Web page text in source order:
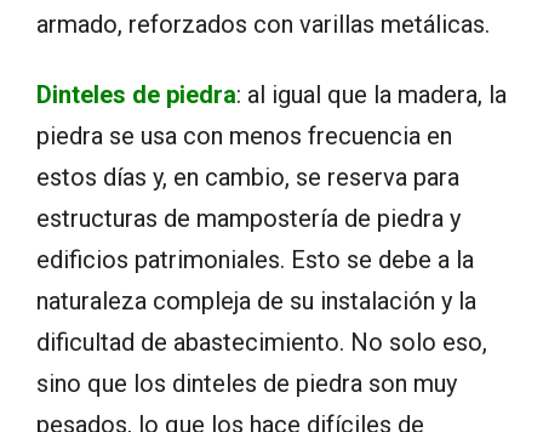
armado, reforzados con varillas metálicas.
Dinteles de piedra: al igual que la madera, la
piedra se usa con menos frecuencia en
estos días y, en cambio, se reserva para
estructuras de mampostería de piedra y
edificios patrimoniales. Esto se debe a la
naturaleza compleja de su instalación y la
dificultad de abastecimiento. No solo eso,
sino que los dinteles de piedra son muy
pesados, lo que los hace difíciles de